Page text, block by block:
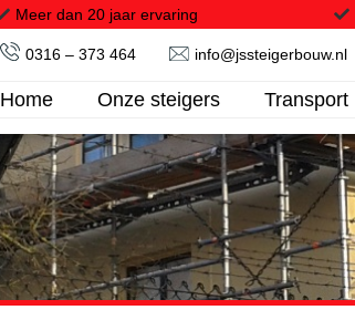
Meer dan 20 jaar ervaring
0316 – 373 464 info@jssteigerbouw.nl
Home Onze steigers Transport